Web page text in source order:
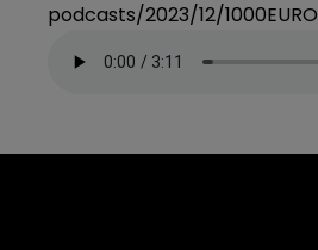
podcasts/2023/12/